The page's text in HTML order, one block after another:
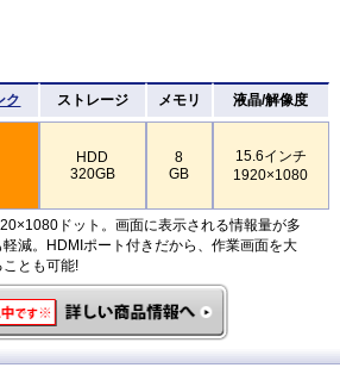
ク ストレージ メモリ 液晶/解像度
HDD
320GB
8
GB
15.6インチ
1920×1080
ドット。画面に表示される情報量が多
減。HDMIポート付きだから、作業画面を大
とも可能!